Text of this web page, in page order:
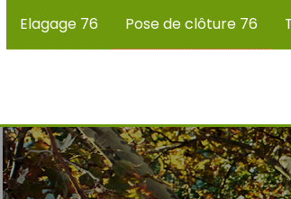
Elagage 76 Pose de clôture 76